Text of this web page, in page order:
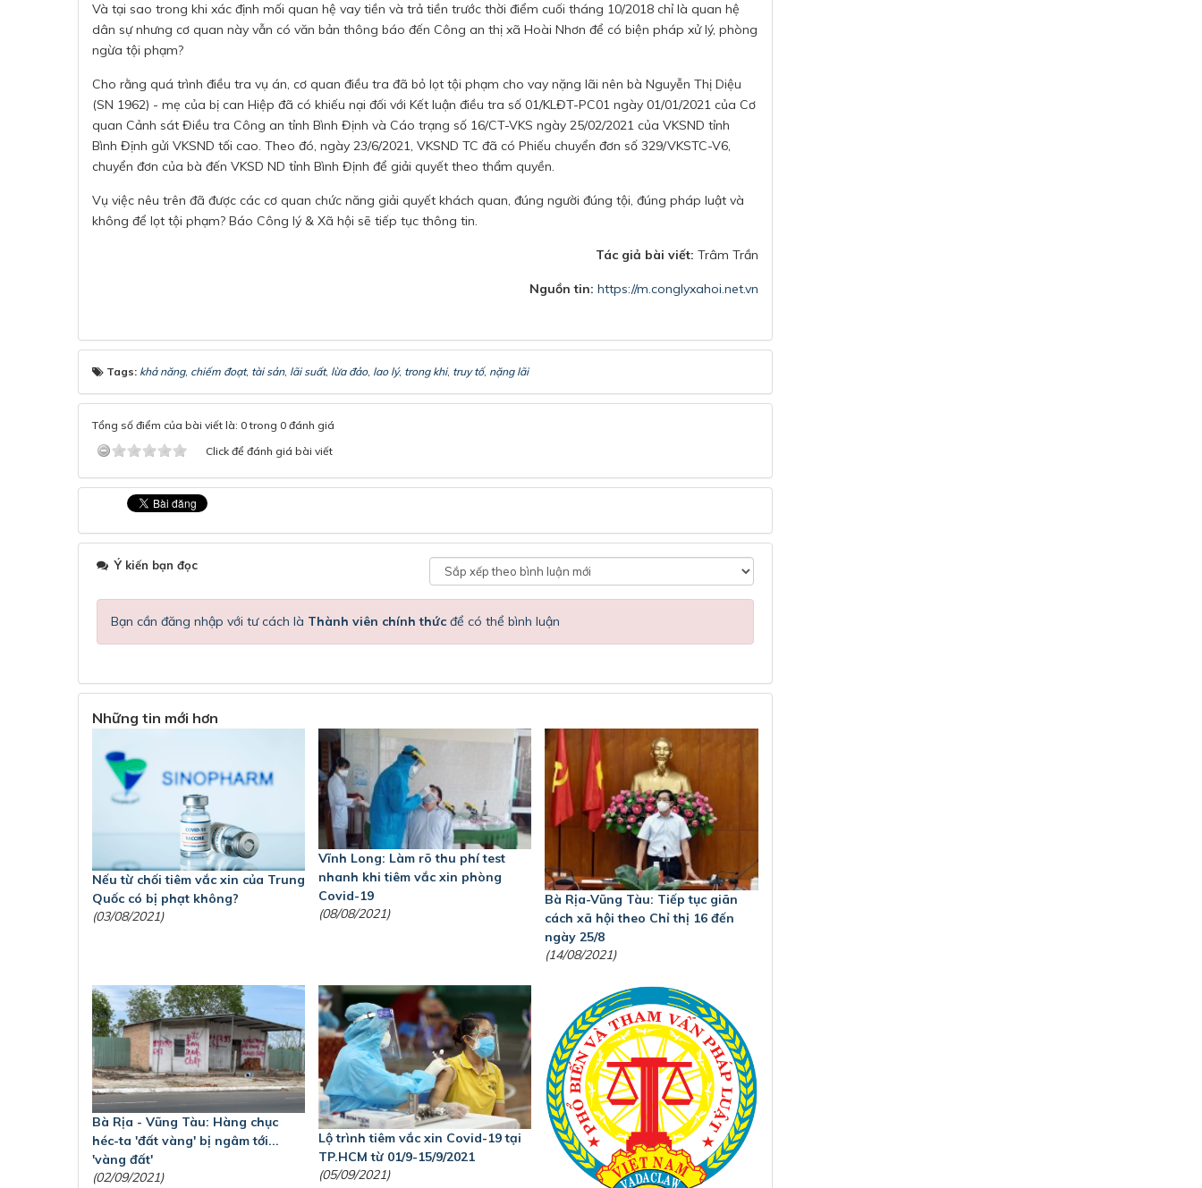
Và tại sao trong khi xác định mối quan hệ vay tiền và trả tiền trước thời điểm cuối tháng 10/2018 chỉ là quan hệ
dân sự nhưng cơ quan này vẫn có văn bản thông báo đến Công an thị xã Hoài Nhơn để có biện pháp xử lý, phòng
ngừa tội phạm?
Cho rằng quá trình điều tra vụ án, cơ quan điều tra đã bỏ lọt tội phạm cho vay nặng lãi nên bà Nguyễn Thị Diệu
(SN 1962) - mẹ của bị can Hiệp đã có khiếu nại đối với Kết luận điều tra số 01/KLĐT-PC01 ngày 01/01/2021 của Cơ
quan Cảnh sát Điều tra Công an tỉnh Bình Định và Cáo trạng số 16/CT-VKS ngày 25/02/2021 của VKSND tỉnh
Bình Định gửi VKSND tối cao. Theo đó, ngày 23/6/2021, VKSND TC đã có Phiếu chuyển đơn số 329/VKSTC-V6,
chuyển đơn của bà đến VKSD ND tỉnh Bình Định để giải quyết theo thẩm quyền.
Vụ việc nêu trên đã được các cơ quan chức năng giải quyết khách quan, đúng người đúng tội, đúng pháp luật và
không để lọt tội phạm? Báo Công lý & Xã hội sẽ tiếp tục thông tin.
Tác giả bài viết: Trâm Trần
Nguồn tin: https://m.conglyxahoi.net.vn
Tags: khả năng, chiếm đoạt, tài sản, lãi suất, lừa đảo, lao lý, trong khi, truy tố, nặng lãi
Tổng số điểm của bài viết là: 0 trong 0 đánh giá
Click để đánh giá bài viết
Ý kiến bạn đọc
Bạn cần đăng nhập với tư cách là Thành viên chính thức để có thể bình luận
Những tin mới hơn
Nếu từ chối tiêm vắc xin của Trung
Quốc có bị phạt không?
(03/08/2021)
Vĩnh Long: Làm rõ thu phí test
nhanh khi tiêm vắc xin phòng
Covid-19
(08/08/2021)
Bà Rịa-Vũng Tàu: Tiếp tục giãn
cách xã hội theo Chỉ thị 16 đến
ngày 25/8
(14/08/2021)
Bà Rịa - Vũng Tàu: Hàng chục
héc-ta 'đất vàng' bị ngâm tới...
'vàng đất'
(02/09/2021)
Lộ trình tiêm vắc xin Covid-19 tại
TP.HCM từ 01/9-15/9/2021
(05/09/2021)